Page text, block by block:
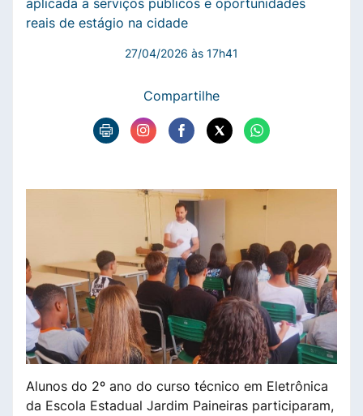
aplicada a serviços públicos e oportunidades
reais de estágio na cidade
27/04/2026 às 17h41
Compartilhe
Alunos do 2º ano do curso técnico em Eletrônica
da Escola Estadual Jardim Paineiras participaram,